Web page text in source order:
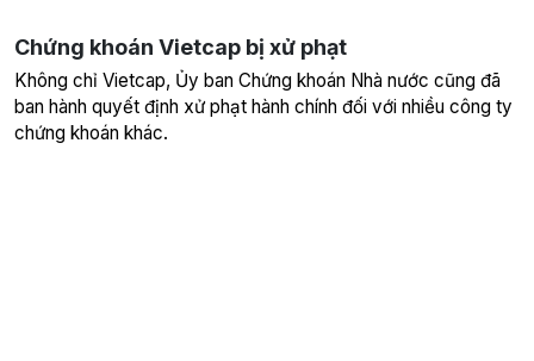
Chứng khoán Vietcap bị xử phạt
Không chỉ Vietcap, Ủy ban Chứng khoán Nhà nước cũng đã
ban hành quyết định xử phạt hành chính đối với nhiều công ty
chứng khoán khác.